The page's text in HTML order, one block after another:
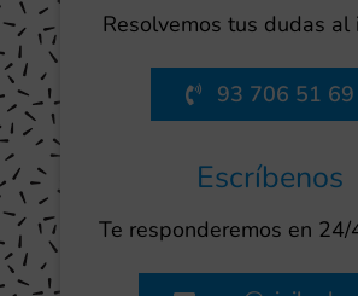
Resolvemos tus dudas al
93 706 51 69
Escríbenos
Te responderemos en 24/